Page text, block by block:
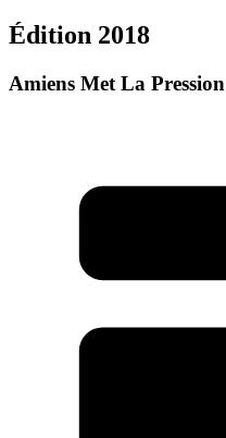
Édition 2018
Amiens Met La Pression